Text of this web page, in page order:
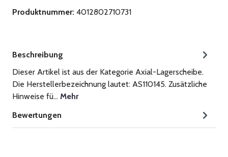
Produktnummer: 4012802710731
Beschreibung
Dieser Artikel ist aus der Kategorie Axial-Lagerscheibe.
Die Herstellerbezeichnung lautet: AS110145. Zusätzliche
Hinweise fü… Mehr
Bewertungen